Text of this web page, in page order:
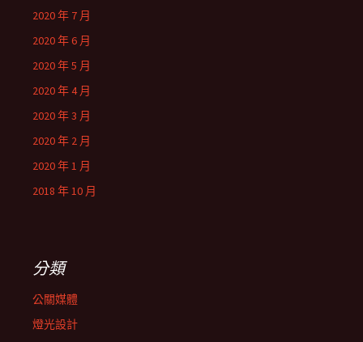
2020 年 7 月
2020 年 6 月
2020 年 5 月
2020 年 4 月
2020 年 3 月
2020 年 2 月
2020 年 1 月
2018 年 10 月
分類
公關媒體
燈光設計